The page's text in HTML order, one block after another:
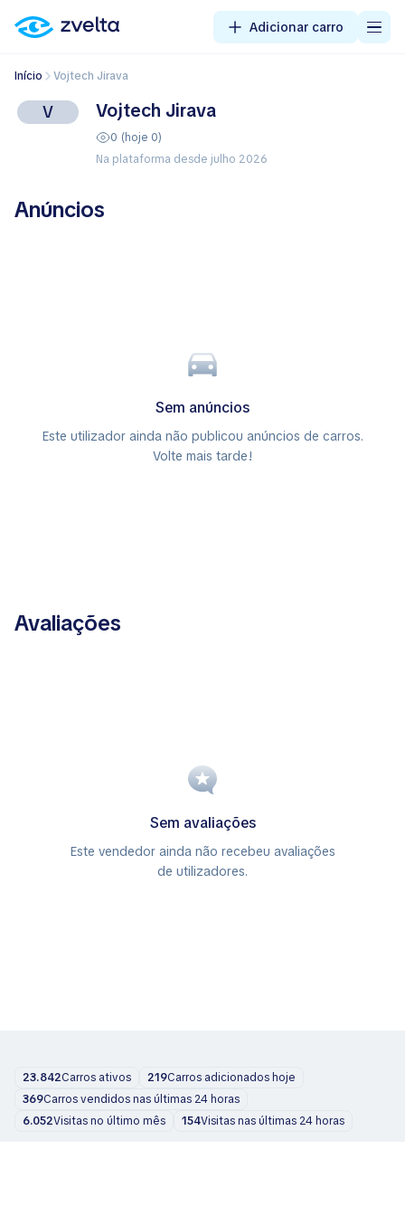
Adicionar carro
Início Vojtech Jirava
V Vojtech Jirava
0 (hoje 0)
Na plataforma desde julho 2026
Anúncios
Sem anúncios
Este utilizador ainda não publicou anúncios de carros.
Volte mais tarde!
Avaliações
Sem avaliações
Este vendedor ainda não recebeu avaliações
de utilizadores.
23.842Carros ativos 219Carros adicionados hoje
369Carros vendidos nas últimas 24 horas
6.052Visitas no último mês 154Visitas nas últimas 24 horas